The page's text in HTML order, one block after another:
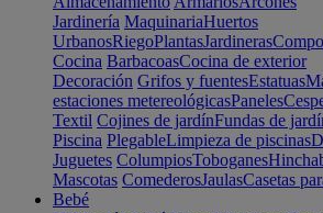
Jardinería MaquinariaHuertos
UrbanosRiegoPlantasJardineras
Cocina BarbacoasCocina de exterior
Decoración Grifos y fuentesEstatuas
estaciones metereológicasPaneles
Textil Cojines de jardínFundas de
Piscina PlegableLimpieza de piscinas
Juguetes ColumpiosToboganes
Mascotas ComederosJaulasCasetas
Bebé